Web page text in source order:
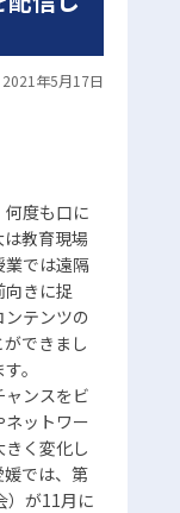
ナ
ゲ
ー
2021年5月17日
度も口に
教育現場
では遠隔
きに捉
テンツの
できまし
。
ンスをビ
ットワー
く変化し
では、第
）が11月に